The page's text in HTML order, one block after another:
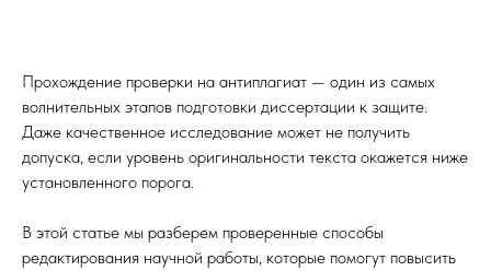
Прохождение проверки на антиплагиат — один из самых
волнительных этапов подготовки диссертации к защите.
Даже качественное исследование может не получить
допуска, если уровень оригинальности текста окажется ниже
установленного порога.
В этой статье мы разберем проверенные способы
редактирования научной работы, которые помогут повысить